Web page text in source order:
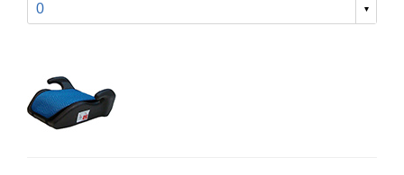
0